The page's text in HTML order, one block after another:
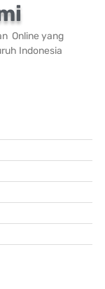
Online yang
Indonesia